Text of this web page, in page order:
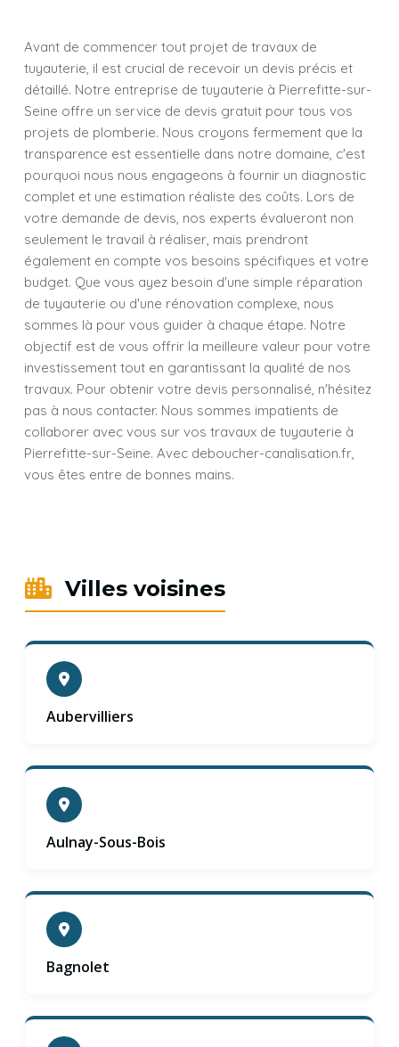
Avant de commencer tout projet de travaux de
tuyauterie, il est crucial de recevoir un devis précis et
détaillé. Notre entreprise de tuyauterie à Pierrefitte-sur-
Seine offre un service de devis gratuit pour tous vos
projets de plomberie. Nous croyons fermement que la
transparence est essentielle dans notre domaine, c'est
pourquoi nous nous engageons à fournir un diagnostic
complet et une estimation réaliste des coûts. Lors de
votre demande de devis, nos experts évalueront non
seulement le travail à réaliser, mais prendront
également en compte vos besoins spécifiques et votre
budget. Que vous ayez besoin d'une simple réparation
de tuyauterie ou d'une rénovation complexe, nous
sommes là pour vous guider à chaque étape. Notre
objectif est de vous offrir la meilleure valeur pour votre
investissement tout en garantissant la qualité de nos
travaux. Pour obtenir votre devis personnalisé, n'hésitez
pas à nous contacter. Nous sommes impatients de
collaborer avec vous sur vos travaux de tuyauterie à
Pierrefitte-sur-Seine. Avec deboucher-canalisation.fr,
vous êtes entre de bonnes mains.
Villes voisines
Aubervilliers
Aulnay-Sous-Bois
Bagnolet